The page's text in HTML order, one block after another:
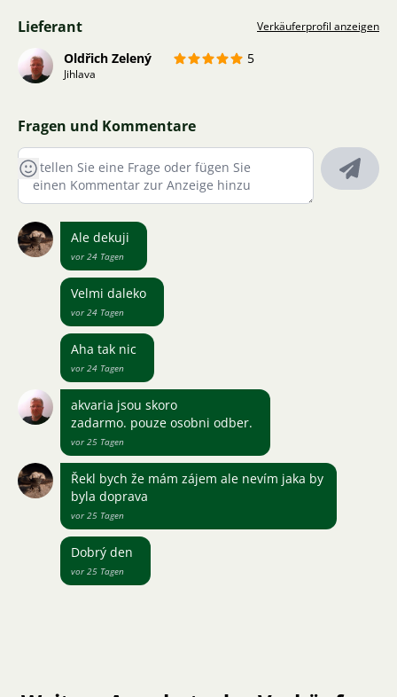
Lieferant Verkäuferprofil anzeigen
Oldřich Zelený 5
Jihlava
Fragen und Kommentare
Ale dekuji
vor 24 Tagen
Velmi daleko
vor 24 Tagen
Aha tak nic
vor 24 Tagen
akvaria jsou skoro
zadarmo. pouze osobni odber.
vor 25 Tagen
Řekl bych že mám zájem ale nevím jaka by
byla doprava
vor 25 Tagen
Dobrý den
vor 25 Tagen